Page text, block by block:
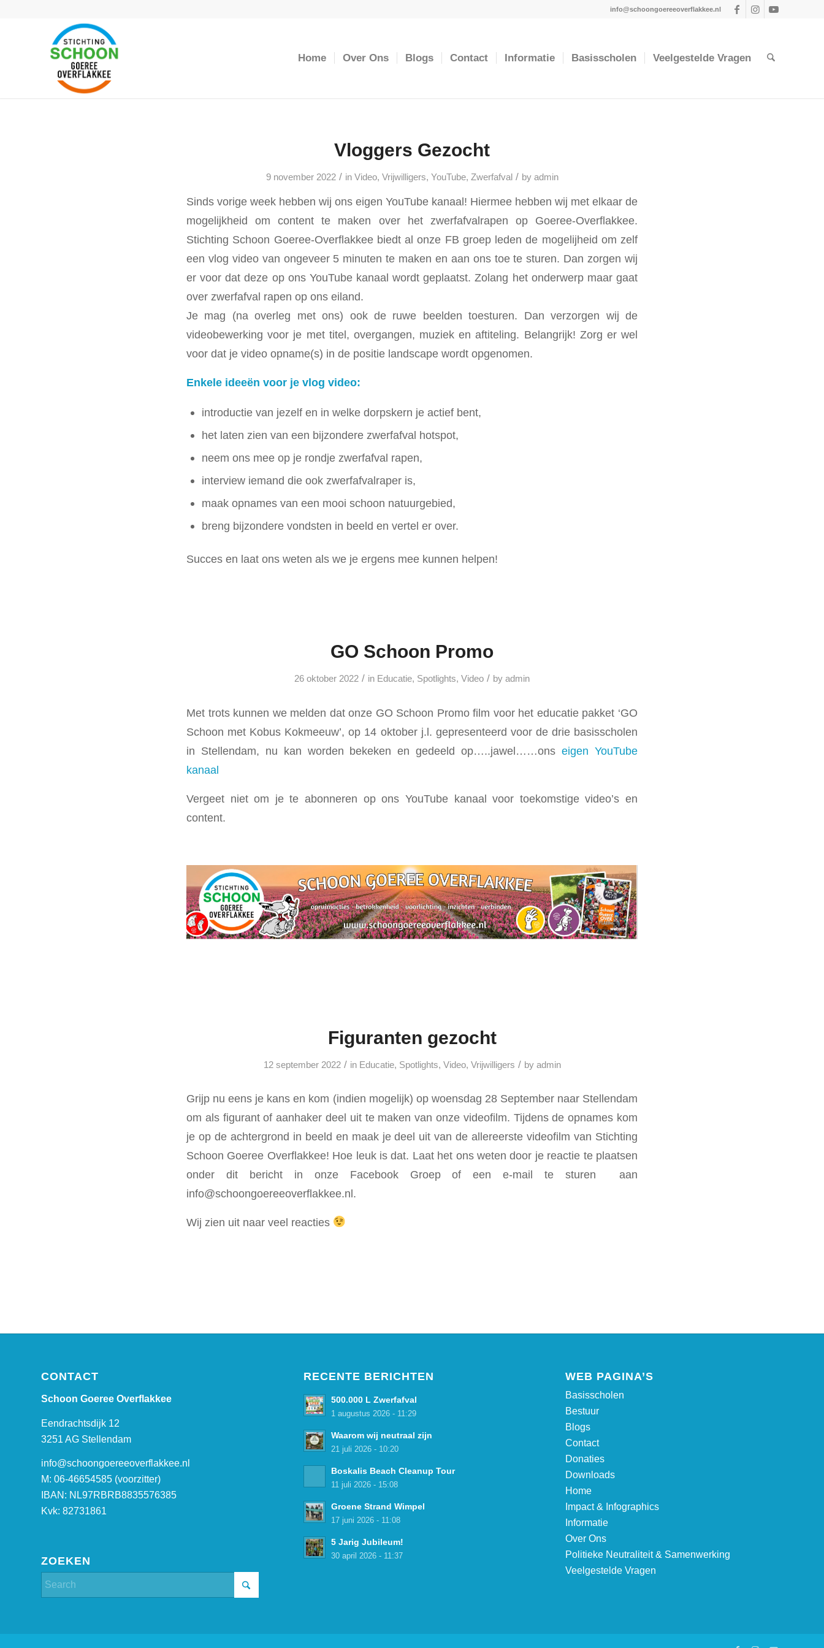
info@schoongoereeoverflakkee.nl
Home Over Ons Blogs Contact Informatie Basisscholen Veelgestelde Vragen
Vloggers Gezocht
9 november 2022 / in Video, Vrijwilligers, YouTube, Zwerfafval / by admin
Sinds vorige week hebben wij ons eigen YouTube kanaal! Hiermee hebben wij met elkaar de
mogelijkheid om content te maken over het zwerfafvalrapen op Goeree-Overflakkee.
Stichting Schoon Goeree-Overflakkee biedt al onze FB groep leden de mogelijheid om zelf
een vlog video van ongeveer 5 minuten te maken en aan ons toe te sturen. Dan zorgen wij
er voor dat deze op ons YouTube kanaal wordt geplaatst. Zolang het onderwerp maar gaat
over zwerfafval rapen op ons eiland.
Je mag (na overleg met ons) ook de ruwe beelden toesturen. Dan verzorgen wij de
videobewerking voor je met titel, overgangen, muziek en aftiteling. Belangrijk! Zorg er wel
voor dat je video opname(s) in de positie landscape wordt opgenomen.
Enkele ideeën voor je vlog video:
introductie van jezelf en in welke dorpskern je actief bent,
het laten zien van een bijzondere zwerfafval hotspot,
neem ons mee op je rondje zwerfafval rapen,
interview iemand die ook zwerfafvalraper is,
maak opnames van een mooi schoon natuurgebied,
breng bijzondere vondsten in beeld en vertel er over.
Succes en laat ons weten als we je ergens mee kunnen helpen!
GO Schoon Promo
26 oktober 2022 / in Educatie, Spotlights, Video / by admin
Met trots kunnen we melden dat onze GO Schoon Promo film voor het educatie pakket ‘GO
Schoon met Kobus Kokmeeuw’, op 14 oktober j.l. gepresenteerd voor de drie basisscholen
in Stellendam, nu kan worden bekeken en gedeeld op…..jawel……onseigen YouTube
kanaal
Vergeet niet om je te abonneren op ons YouTube kanaal voor toekomstige video’s en
content.
Figuranten gezocht
12 september 2022 / in Educatie, Spotlights, Video, Vrijwilligers / by admin
Grijp nu eens je kans en kom (indien mogelijk) op woensdag 28 September naar Stellendam
om als figurant of aanhaker deel uit te maken van onze videofilm. Tijdens de opnames kom
je op de achtergrond in beeld en maak je deel uit van de allereerste videofilm van Stichting
Schoon Goeree Overflakkee! Hoe leuk is dat. Laat het ons weten door je reactie te plaatsen
onder dit bericht in onze Facebook Groep of een e-mail te sturen aan
info@schoongoereeoverflakkee.nl.
Wij zien uit naar veel reacties
CONTACT
Schoon Goeree Overflakkee
Eendrachtsdijk 12
3251 AG Stellendam
info@schoongoereeoverflakkee.nl
M: 06-46654585 (voorzitter)
IBAN: NL97RBRB8835576385
Kvk: 82731861
ZOEKEN
RECENTE BERICHTEN
500.000 L Zwerfafval
1 augustus 2026 - 11:29
Waarom wij neutraal zijn
21 juli 2026 - 10:20
Boskalis Beach Cleanup Tour
11 juli 2026 - 15:08
Groene Strand Wimpel
17 juni 2026 - 11:08
5 Jarig Jubileum!
30 april 2026 - 11:37
WEB PAGINA’S
Basisscholen
Bestuur
Blogs
Contact
Donaties
Downloads
Home
Impact & Infographics
Informatie
Over Ons
Politieke Neutraliteit & Samenwerking
Veelgestelde Vragen